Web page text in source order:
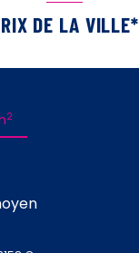
DE LA VILLE*
2